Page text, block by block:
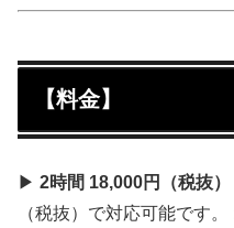
【料金】
▶ 2時間 18,000円（税抜）
（税抜）で対応可能です